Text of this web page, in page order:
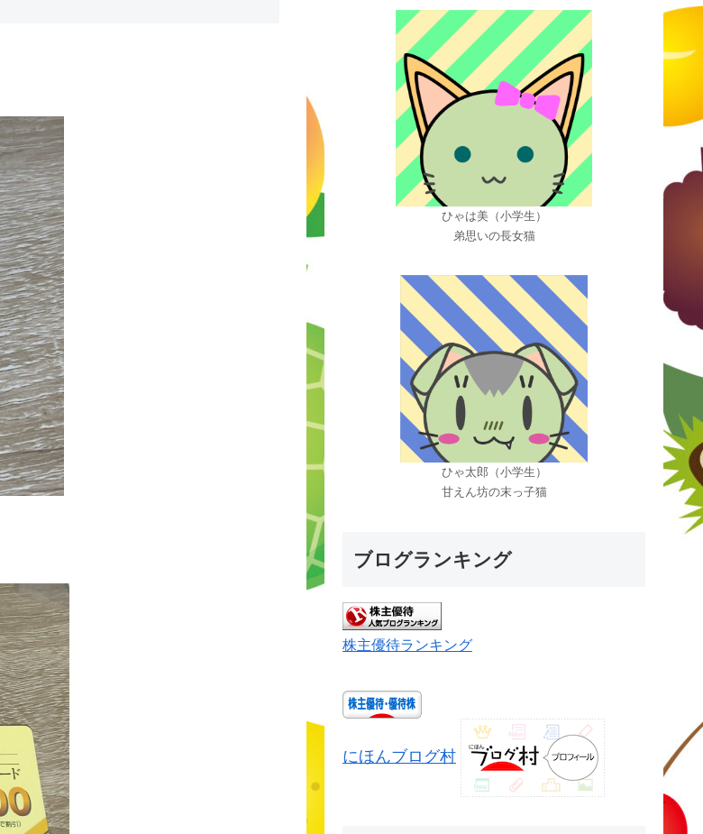
ひゃは美（小学生）
弟思いの長女猫
ひゃ太郎（小学生）
甘えん坊の末っ子猫
ブログランキング
株主優待ランキング
にほんブログ村